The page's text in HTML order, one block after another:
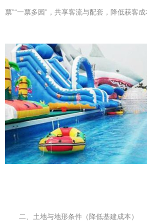
票”“一票多园”，共享客流与配套，降低获客成
二、土地与地形条件（降低基建成本）